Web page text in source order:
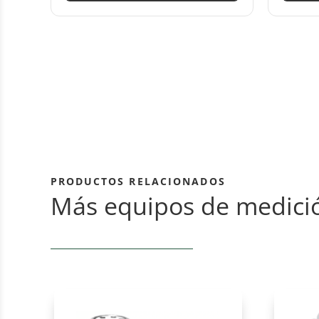
PRODUCTOS RELACIONADOS
Más equipos de